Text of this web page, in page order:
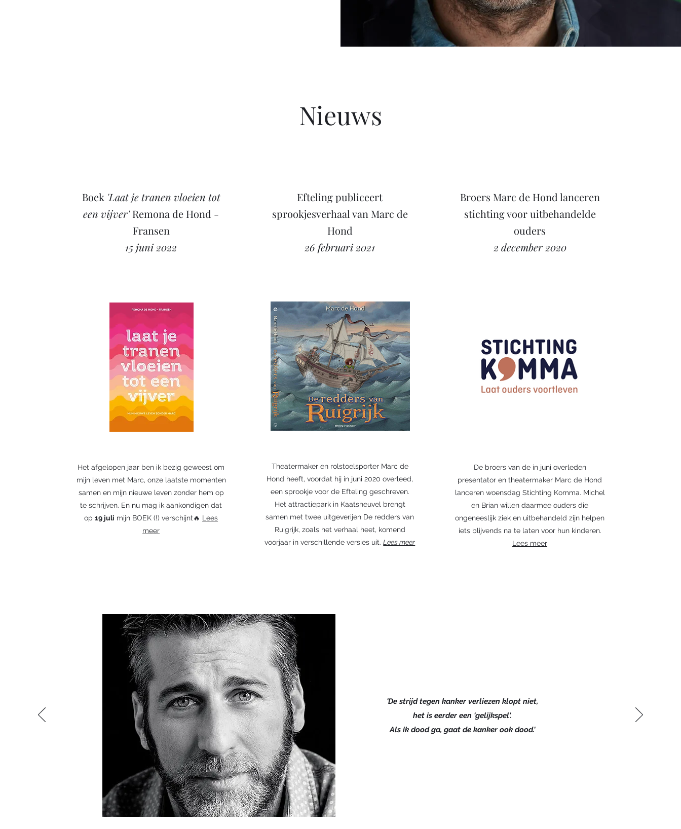
Nieuws
Boek 'Laat je tranen vloeien tot
een vijver'Remona de Hond -
Fransen
15 juni 2022
Het afgelopen jaar ben ik bezig geweest om
mijn leven met Marc, onze laatste momenten
samen en mijn nieuwe leven zonder hem op
te schrijven. En nu mag ik aankondigen dat
op19 juli mijn BOEK (!) verschijnt🔥 Lees
meer
Efteling publiceert
sprookjesverhaal van Marc de
Hond
26 februari 2021
Theatermaker en rolstoelsporter Marc de
Hond heeft, voordat hij in juni 2020 overleed,
een sprookje voor de Efteling geschreven.
Het attractiepark in Kaatsheuvel brengt
samen met twee uitgeverijen De redders van
Ruigrijk, zoals het verhaal heet, komend
voorjaar in verschillende versies uit.Lees meer
Broers Marc de Hond lanceren
stichting voor uitbehandelde
ouders
2 december 2020
De broers van de in juni overleden
presentator en theatermaker Marc de Hond
lanceren woensdag Stichting Komma. Michel
en Brian willen daarmee ouders die
ongeneeslijk ziek en uitbehandeld zijn helpen
iets blijvends na te laten voor hun kinderen.
Lees meer
'De strijd tegen kanker verliezen klopt niet,
het is eerder een 'gelijkspel'.
Als ik dood ga, gaat de kanker ook dood.'